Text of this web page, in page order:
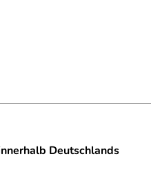
Deutschlands